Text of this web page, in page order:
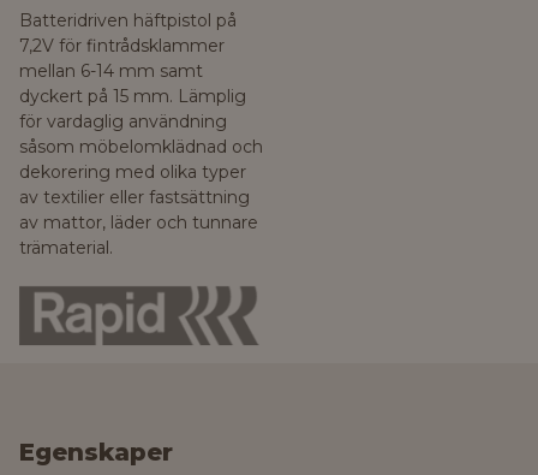
Batteridriven häftpistol på
7,2V för fintrådsklammer
mellan 6-14 mm samt
dyckert på 15 mm. Lämplig
för vardaglig användning
såsom möbelomklädnad och
dekorering med olika typer
av textilier eller fastsättning
av mattor, läder och tunnare
trämaterial.
Egenskaper